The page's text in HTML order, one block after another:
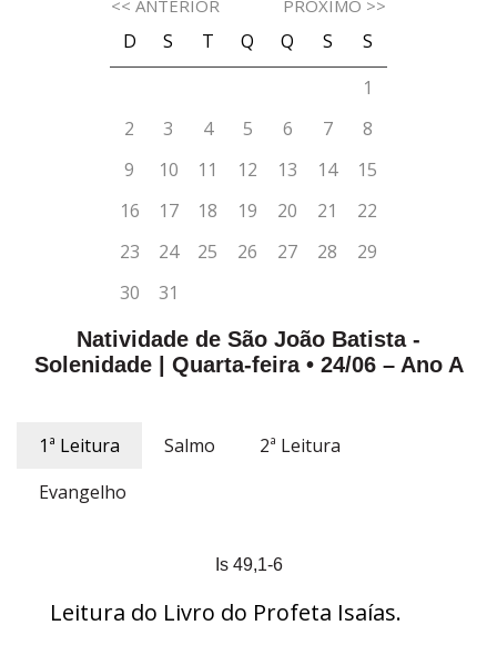
Natividade de São João Batista -
Solenidade | Quarta-feira • 24/06 – Ano A
1ª Leitura Salmo
2ª Leitura
Evangelho
Is 49,1-6
Leitura do Livro do Profeta Isaías.